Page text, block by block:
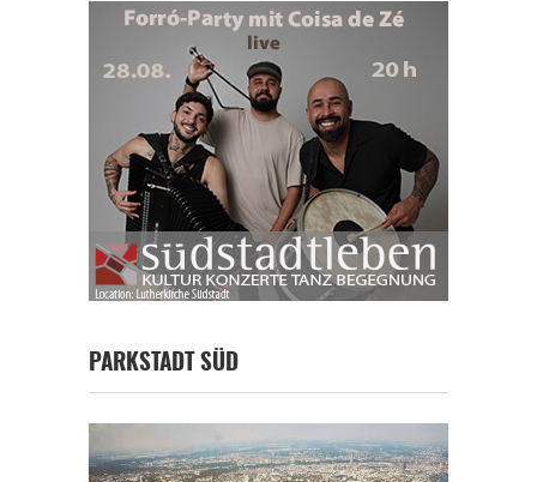
PARKSTADT SÜD